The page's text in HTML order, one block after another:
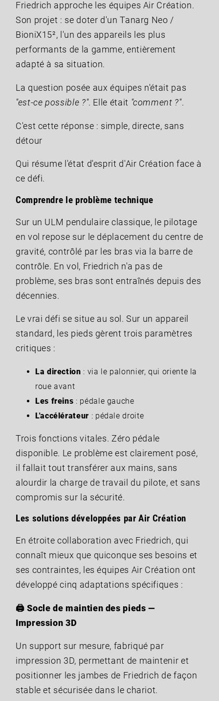
Friedrich approche les équipes Air Création.
Son projet : se doter d'un Tanarg Neo /
BioniX15², l'un des appareils les plus
performants de la gamme, entièrement
adapté à sa situation.
La question posée aux équipes n'était pas
"est-ce possible ?". Elle était "comment ?".
C'est cette réponse : simple, directe, sans
détour
Qui résume l'état d'esprit d'Air Création face à
ce défi.
Comprendre le problème technique
Sur un ULM pendulaire classique, le pilotage
en vol repose sur le déplacement du centre de
gravité, contrôlé par les bras via la barre de
contrôle. En vol, Friedrich n'a pas de
problème, ses bras sont entraînés depuis des
décennies.
Le vrai défi se situe au sol. Sur un appareil
standard, les pieds gèrent trois paramètres
critiques :
La direction : via le palonnier, qui oriente la
roue avant
Les freins : pédale gauche
L'accélérateur : pédale droite
Trois fonctions vitales. Zéro pédale
disponible. Le problème est clairement posé,
il fallait tout transférer aux mains, sans
alourdir la charge de travail du pilote, et sans
compromis sur la sécurité.
Les solutions développées par Air Création
En étroite collaboration avec Friedrich, qui
connaît mieux que quiconque ses besoins et
ses contraintes, les équipes Air Création ont
développé cinq adaptations spécifiques :
🖨️ Socle de maintien des pieds —
Impression 3D
Un support sur mesure, fabriqué par
impression 3D, permettant de maintenir et
positionner les jambes de Friedrich de façon
stable et sécurisée dans le chariot.